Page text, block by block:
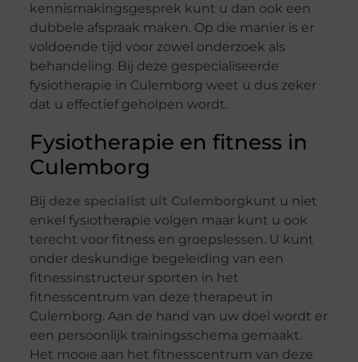
kennismakingsgesprek kunt u dan ook een
dubbele afspraak maken. Op die manier is er
voldoende tijd voor zowel onderzoek als
behandeling. Bij deze gespecialiseerde
fysiotherapie in Culemborg weet u dus zeker
dat u effectief geholpen wordt.
Fysiotherapie en fitness in
Culemborg
Bij deze specialist uit Culemborgkunt u niet
enkel fysiotherapie volgen maar kunt u ook
terecht voor fitness en groepslessen. U kunt
onder deskundige begeleiding van een
fitnessinstructeur sporten in het
fitnesscentrum van deze therapeut in
Culemborg. Aan de hand van uw doel wordt er
een persoonlijk trainingsschema gemaakt.
Het mooie aan het fitnesscentrum van deze